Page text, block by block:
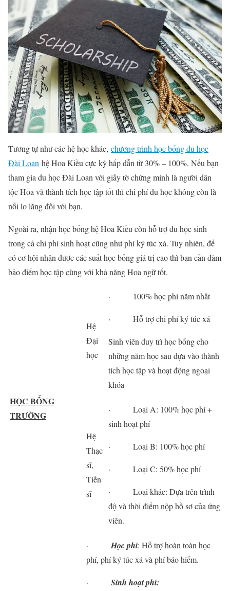
Tương tự như các hệ học khác, chương trình học bổng du học
Đài Loan hệ Hoa Kiều cực kỳ hấp dẫn từ 30% – 100%. Nếu bạn
tham gia du học Đài Loan với giấy tờ chứng minh là người dân
tộc Hoa và thành tích học tập tốt thì chi phí du học không còn là
nỗi lo lắng đối với bạn.
Ngoài ra, nhận học bổng hệ Hoa Kiều còn hỗ trợ du học sinh
trong cả chi phí sinh hoạt cũng như phí ký túc xá. Tuy nhiên, để
có cơ hội nhận được các suất học bổng giá trị cao thì bạn cần đảm
bảo điểm học tập cùng với khả năng Hoa ngữ tốt.
HỌC BỔNG
TRƯỜNG
Hệ
Đại
học
· 100% học phí năm nhất
· Hỗ trợ chi phí ký túc xá
Sinh viên duy trì học bổng cho
những năm học sau dựa vào thành
tích học tập và hoạt động ngoại
khóa
Hệ
Thạc
sĩ,
Tiến
sĩ
· Loại A: 100% học phí +
sinh hoạt phí
· Loại B: 100% học phí
· Loại C: 50% học phí
· Loại khác: Dựa trên trình
độ và thời điểm nộp hồ sơ của ứng
viên.
·Học phí: Hỗ trợ hoàn toàn học
phí, phí ký túc xá và phí bảo hiểm.
· Sinh hoạt phí: